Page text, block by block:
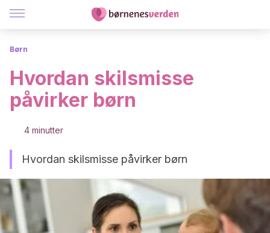
Børn
Hvordan skilsmisse
påvirker børn
4 minutter
Hvordan skilsmisse påvirker børn